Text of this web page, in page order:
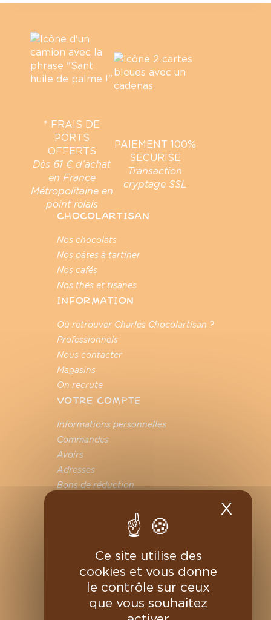
* FRAIS DE
PORTS
OFFERTS
Dès 61 € d’achat
en France
Métropolitaine en
point relais
PAIEMENT 100%
SECURISE
Transaction
cryptage SSL
CHOCOLARTISAN
Nos chocolats
Nos pâtes à tartiner
Nos cafés
Nos thés et tisanes
INFORMATION
Où retrouver Charles Chocolartisan ?
Professionnels
Nous contacter
Magasins
On recrute
VOTRE COMPTE
Informations personnelles
Commandes
Avoirs
Adresses
Bons de réduction
Charles Chocolartisan © 2026
Mentions légales
Ce site utilise des
cookies et vous donne
le contrôle sur ceux
que vous souhaitez
X